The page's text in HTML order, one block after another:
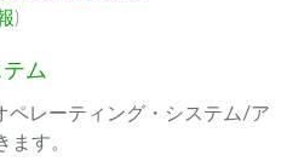
)
ム
ペレーティング・システム/ア
ます。